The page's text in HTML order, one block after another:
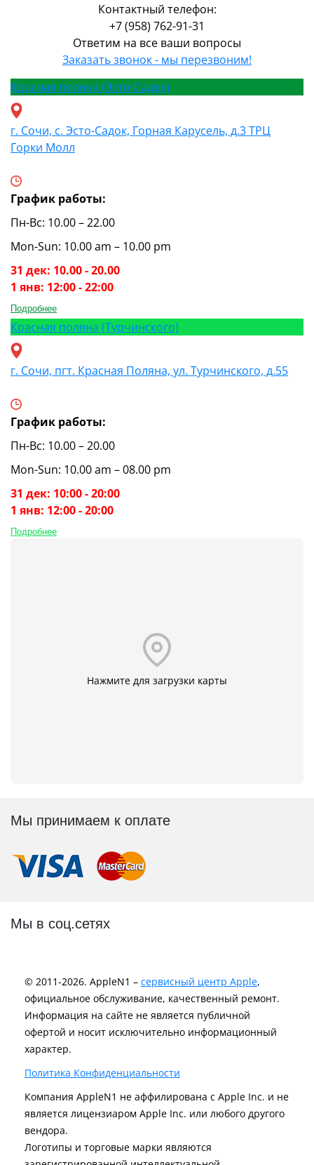
Контактный телефон:
+7 (958) 762-91-31
Ответим на все ваши вопросы
Заказать звонок - мы перезвоним!
Красная поляна (Эсто-Садок)
г. Сочи, с. Эсто-Садок, Горная Карусель, д.3 ТРЦ
Горки Молл
График работы:
Пн-Вс: 10.00 – 22.00
Mon-Sun: 10.00 am – 10.00 pm
31 дек: 10.00 - 20.00
1 янв: 12:00 - 22:00
Подробнее
Красная поляна (Турчинского)
г. Сочи, пгт. Красная Поляна, ул. Турчинского, д.55
График работы:
Пн-Вс: 10.00 – 20.00
Mon-Sun: 10.00 am – 08.00 pm
31 дек: 10:00 - 20:00
1 янв: 12:00 - 20:00
Подробнее
Нажмите для загрузки карты
Мы принимаем к оплате
Мы в соц.сетях
© 2011-2026. AppleN1 – сервисный центр Apple,
официальное обслуживание, качественный ремонт.
Информация на сайте не является публичной
офертой и носит исключительно информационный
характер.
Политика Конфиденциальности
Компания AppleN1 не аффилирована c Apple Inc. и не
является лицензиаром Apple Inc. или любого другого
вендора.
Логотипы и торговые марки являются